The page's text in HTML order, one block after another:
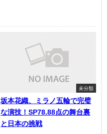
未分類
坂本花織、ミラノ五輪で完璧
な演技！SP78.88点の舞台裏
と日本の挑戦